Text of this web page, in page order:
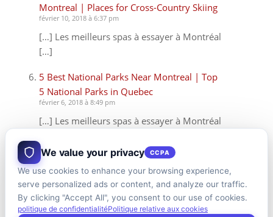
Montreal | Places for Cross-Country Skiing
février 10, 2018 à 6:37 pm
[…] Les meilleurs spas à essayer à Montréal
[…]
5 Best National Parks Near Montreal | Top
5 National Parks in Quebec
février 6, 2018 à 8:49 pm
[…] Les meilleurs spas à essayer à Montréal
5 Best Cooking Classes in Montreal | Top
Cooking Classes to Take in Montreal
février 6, 2018 à 2:44 pm
[…] Les meilleurs spas à essayer à Montréal
We value your privacy CCPA
We use cookies to enhance your browsing experience,
serve personalized ads or content, and analyze our traffic.
By clicking "Accept All", you consent to our use of cookies.
politique de confidentialitéPolitique relative aux cookies